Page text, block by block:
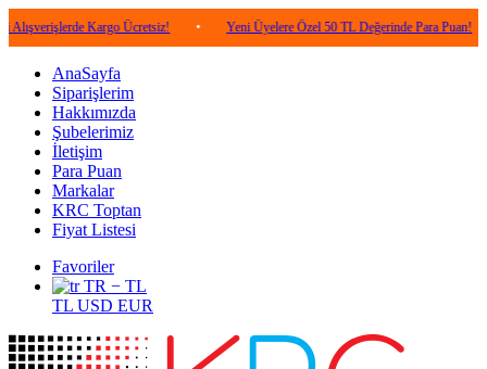
Kargo Ücretsiz! • Yeni Üyelere Özel 50 TL Değerinde Para Puan! •
AnaSayfa
Siparişlerim
Hakkımızda
Şubelerimiz
İletişim
Para Puan
Markalar
KRC Toptan
Fiyat Listesi
Favoriler
TR − TL
TL USD EUR